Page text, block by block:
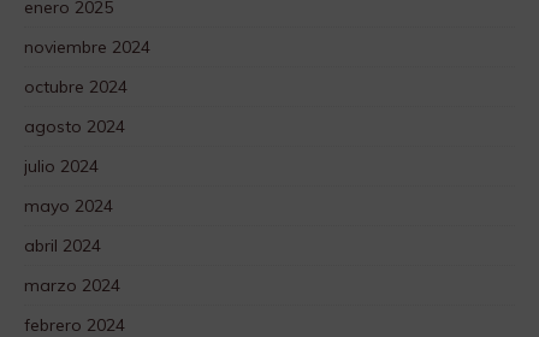
enero 2025
noviembre 2024
octubre 2024
agosto 2024
julio 2024
mayo 2024
abril 2024
marzo 2024
febrero 2024